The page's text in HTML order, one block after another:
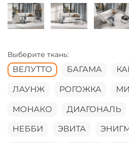
Выберите ткань:
ВЕЛУТТО БАГАМА
ЛАУНЖ РОГОЖКА
МОНАКО ДИАГОНАЛЬ
НЕББИ ЭВИТА